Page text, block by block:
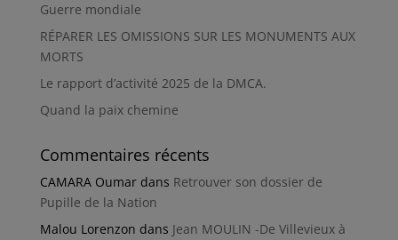
Guerre mondiale
RÉPARER LES OMISSIONS SUR LES MONUMENTS AUX
MORTS
Le rapport d’activité 2025 de la DMCA.
Quand la paix chemine
Commentaires récents
CAMARA Oumardans Retrouver son dossier de
Pupille de la Nation
Malou Lorenzon dans Jean MOULIN -De Villevieux à